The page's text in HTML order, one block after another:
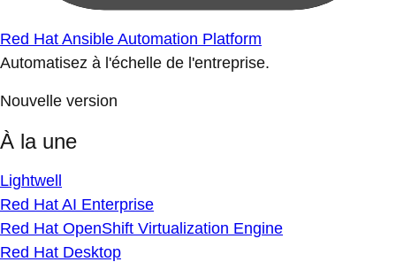
Red Hat Ansible Automation Platform
Automatisez à l'échelle de l'entreprise.
Nouvelle version
À la une
Lightwell
Red Hat AI Enterprise
Red Hat OpenShift Virtualization Engine
Red Hat Desktop